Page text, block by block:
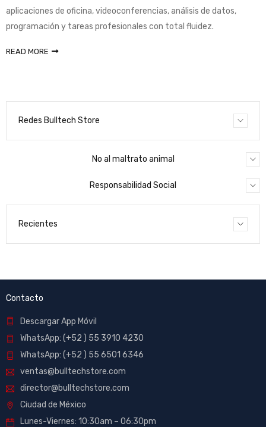
aplicaciones de oficina, videoconferencias, análisis de datos,
programación y tareas profesionales con total fluidez.
READ MORE
Redes Bulltech Store
No al maltrato animal
Responsabilidad Social
Recientes
Contacto
Descargar App Móvil
WhatsApp: (+52 ) 55 3910 4230
WhatsApp: (+52 ) 55 6501 6346
ventas@bulltechstore.com
director@bulltechstore.com
Ciudad de México
Lunes-Viernes: 10:30am – 06:30pm